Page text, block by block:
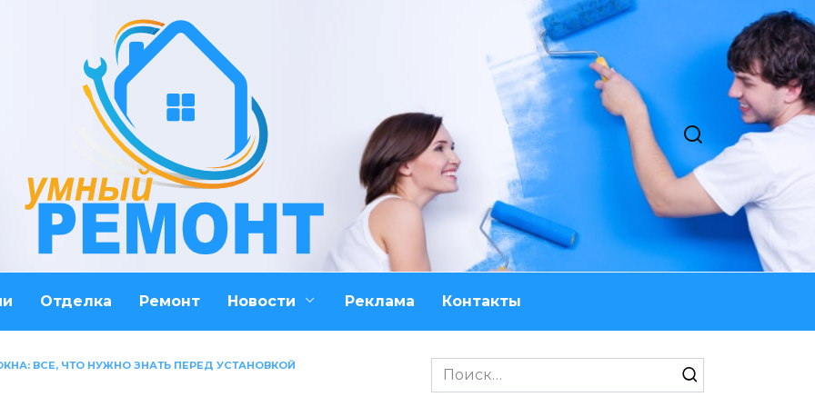
Отделка Ремонт Новости Реклама Контакты
ВСЕ, ЧТО НУЖНО ЗНАТЬ ПЕРЕД УСТАНОВКОЙ
Search
for: